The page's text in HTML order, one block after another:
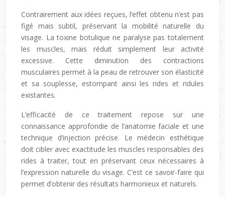
Contrairement aux idées reçues, l’effet obtenu n’est pas
figé mais subtil, préservant la mobilité naturelle du
visage. La toxine botulique ne paralyse pas totalement
les muscles, mais réduit simplement leur activité
excessive. Cette diminution des contractions
musculaires permet à la peau de retrouver son élasticité
et sa souplesse, estompant ainsi les rides et ridules
existantes.
L’efficacité de ce traitement repose sur une
connaissance approfondie de l’anatomie faciale et une
technique d’injection précise. Le médecin esthétique
doit cibler avec exactitude les muscles responsables des
rides à traiter, tout en préservant ceux nécessaires à
l’expression naturelle du visage. C’est ce savoir-faire qui
permet d’obtenir des résultats harmonieux et naturels.